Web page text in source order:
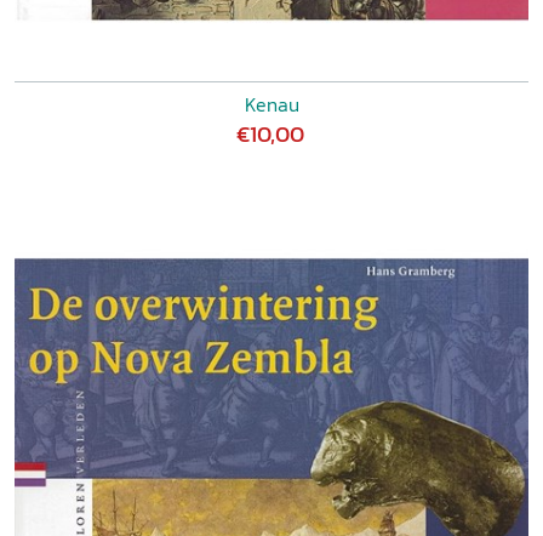
Kenau
€10,00